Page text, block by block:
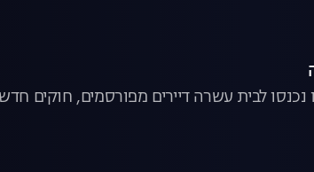
לבית עשרה דיירים מפורסמים, חוקים